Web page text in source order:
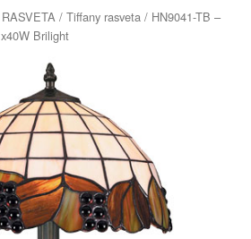
t
/ Tiffany rasveta / HN9041-TB –
Brilight